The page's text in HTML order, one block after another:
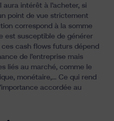
intérêt à l’acheter, si
point de vue strictement
correspond à la somme
est susceptible de générer
ces cash flows futurs dépend
de l’entreprise mais
liés au marché, comme le
monétaire,… Ce qui rend
accordée au